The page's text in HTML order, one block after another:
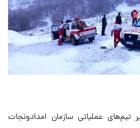
عملیاتی سازمان امدادونجات